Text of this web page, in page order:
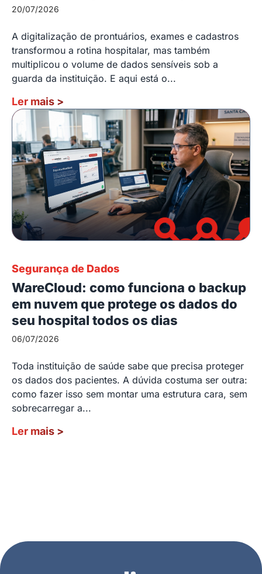
20/07/2026
A digitalização de prontuários, exames e cadastros
transformou a rotina hospitalar, mas também
multiplicou o volume de dados sensíveis sob a
guarda da instituição. E aqui está o...
Ler mais >
Segurança de Dados
WareCloud: como funciona o backup
em nuvem que protege os dados do
seu hospital todos os dias
06/07/2026
Toda instituição de saúde sabe que precisa proteger
os dados dos pacientes. A dúvida costuma ser outra:
como fazer isso sem montar uma estrutura cara, sem
sobrecarregar a...
Ler mais >